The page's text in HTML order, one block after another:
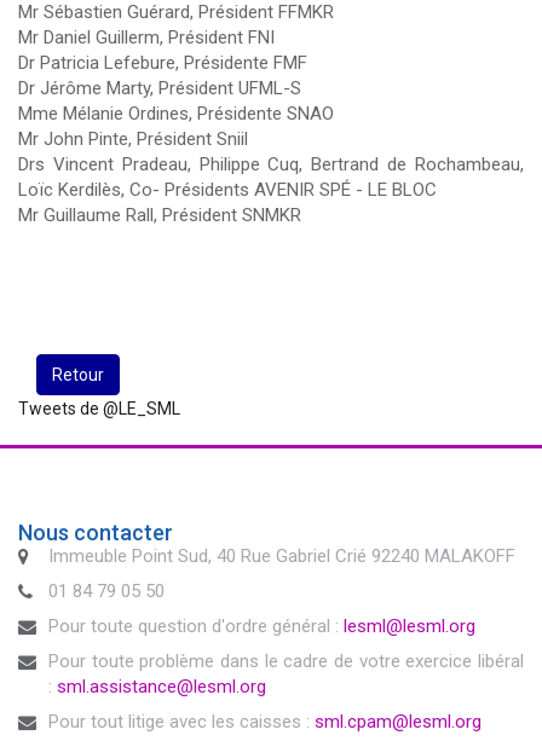
Mr Sébastien Guérard, Président FFMKR
Mr Daniel Guillerm, Président FNI
Dr Patricia Lefebure, Présidente FMF
Dr Jérôme Marty, Président UFML-S
Mme Mélanie Ordines, Présidente SNAO
Mr John Pinte, Président Sniil
Drs Vincent Pradeau, Philippe Cuq, Bertrand de Rochambeau,
Loïc Kerdilès, Co- Présidents AVENIR SPÉ - LE BLOC
Mr Guillaume Rall, Président SNMKR
Retour
Tweets de @LE_SML
Nous contacter
Immeuble Point Sud, 40 Rue Gabriel Crié 92240 MALAKOFF
01 84 79 05 50
Pour toute question d'ordre général : lesml@lesml.org
Pour toute problème dans le cadre de votre exercice libéral
: sml.assistance@lesml.org
Pour tout litige avec les caisses : sml.cpam@lesml.org